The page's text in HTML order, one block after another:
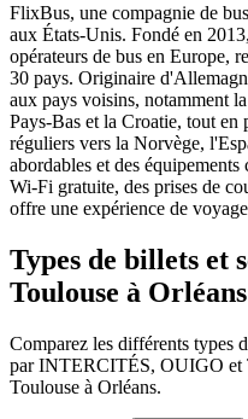
FlixBus, une compagnie de
aux États-Unis. Fondé en
opérateurs de bus en Europe,
30 pays. Originaire
aux pays voisins, notamment
Pays-Bas et la Croatie, tout en
réguliers vers la Norvège,
abordables et des
Wi-Fi gratuite, des prises de
offre une expérience de
Types de billets et
Toulouse à Orléans
Comparez les différents types
par INTERCITÉS, OUIGO et
Toulouse à Orléans.